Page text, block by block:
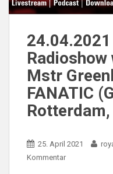
24.04.2021
Mstr
FANATIC
25. April 2021
Kommentar